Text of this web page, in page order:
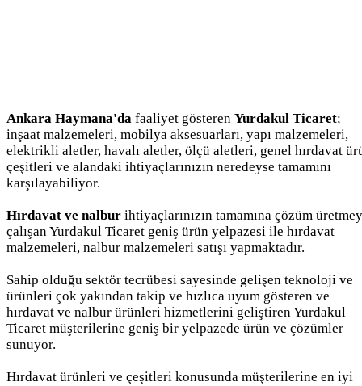
Ankara Haymana'da faaliyet gösteren Yurdakul Ticaret;
inşaat malzemeleri, mobilya aksesuarları, yapı malzemeleri,
elektrikli aletler, havalı aletler, ölçü aletleri, genel hırdavat
çeşitleri ve alandaki ihtiyaçlarınızın neredeyse tamamını
karşılayabiliyor.
Hırdavat ve nalbur ihtiyaçlarınızın tamamına çözüm
çalışan Yurdakul Ticaret geniş ürün yelpazesi ile hırdavat
malzemeleri, nalbur malzemeleri satışı yapmaktadır.
Sahip olduğu sektör tecrübesi sayesinde gelişen teknoloji ve
ürünleri çok yakından takip ve hızlıca uyum gösteren ve
hırdavat ve nalbur ürünleri hizmetlerini geliştiren Yurdakul
Ticaret müşterilerine geniş bir yelpazede ürün ve çözümler
sunuyor.
Hırdavat ürünleri ve çeşitleri konusunda müşterilerine en iyi